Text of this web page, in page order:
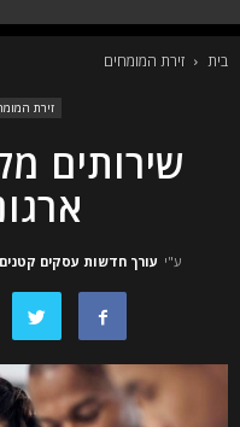
בית זירת המומחים
זירת
שירותים
ע"י עורך חדשות עסקים קטנים